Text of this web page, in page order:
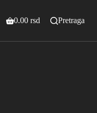
Shopping
0.00 rsd Pretraga